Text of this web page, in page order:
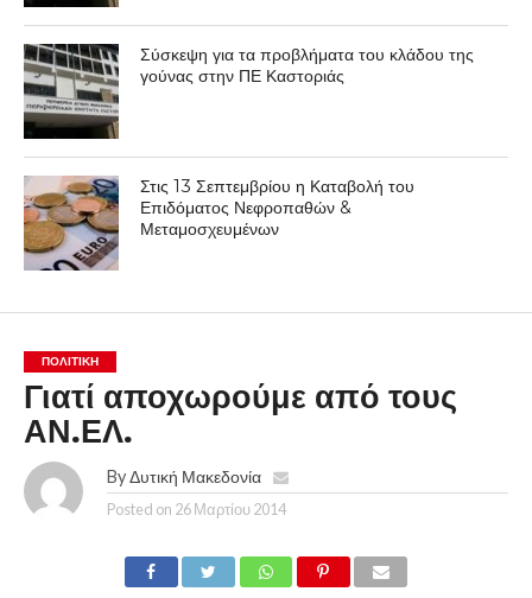
Σύσκεψη για τα προβλήματα του κλάδου της
γούνας στην ΠΕ Καστοριάς
Στις 13 Σεπτεμβρίου η Καταβολή του
Επιδόματος Νεφροπαθών &
Μεταμοσχευμένων
ΠΟΛΙΤΙΚΉ
Γιατί αποχωρούμε από τους
ΑΝ.ΕΛ.
By Δυτική Μακεδονία
Posted on 26 Μαρτίου 2014